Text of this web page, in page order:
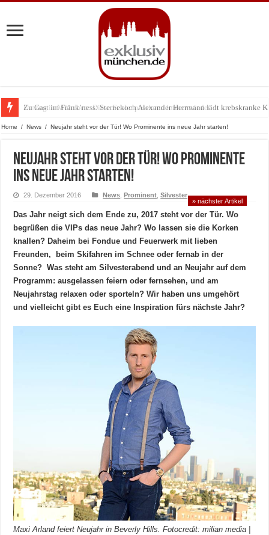
Zu Gast im Fränk’ness: Sternekoch Alexander Herrmann lädt krebskranke
Home / News / Neujahr steht vor der Tür! Wo Prominente ins neue Jahr starten!
Neujahr steht vor der Tür! Wo Prominente
ins neue Jahr starten!
29. Dezember 2016 News ,Prominent ,Silvester
» nächster Artikel
Das Jahr neigt sich dem Ende zu, 2017 steht vor der Tür. Wo
begrüßen die VIPs das neue Jahr? Wo lassen sie die Korken
knallen? Daheim bei Fondue und Feuerwerk mit lieben
Freunden, beim Skifahren im Schnee oder fernab in der
Sonne? Was steht am Silvesterabend und an Neujahr auf dem
Programm: ausgelassen feiern oder fernsehen, und am
Neujahrstag relaxen oder sporteln? Wir haben uns umgehört
und vielleicht gibt es Euch eine Inspiration fürs nächste Jahr?
Maxi Arland feiert Neujahr in Beverly Hills. Fotocredit: milian media |